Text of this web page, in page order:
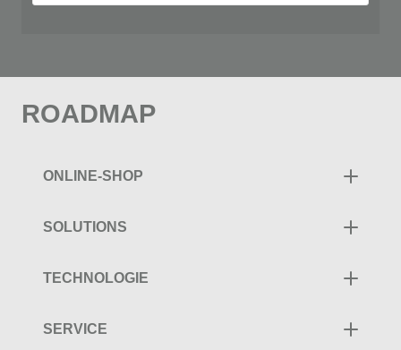
ROADMAP
ONLINE-SHOP
SOLUTIONS
TECHNOLOGIE
SERVICE